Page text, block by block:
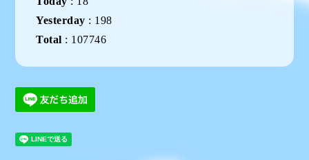
Yesterday : 198
Total : 107746